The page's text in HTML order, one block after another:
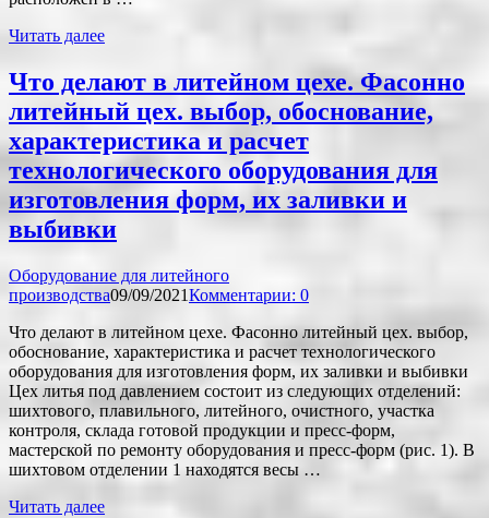
Читать далее
Что делают в литейном цехе. Фасонно
литейный цех. выбор, обоснование,
характеристика и расчет
технологического оборудования для
изготовления форм, их заливки и
выбивки
Оборудование для литейного
производства09/09/2021Комментарии: 0
Что делают в литейном цехе. Фасонно литейный цех. выбор,
обоснование, характеристика и расчет технологического
оборудования для изготовления форм, их заливки и выбивки
Цех литья под давлением состоит из следующих отделений:
шихтового, плавильного, литейного, очистного, участка
контроля, склада готовой продукции и пресс-форм,
мастерской по ремонту оборудования и пресс-форм (рис. 1). В
шихтовом отделении 1 находятся весы …
Читать далее